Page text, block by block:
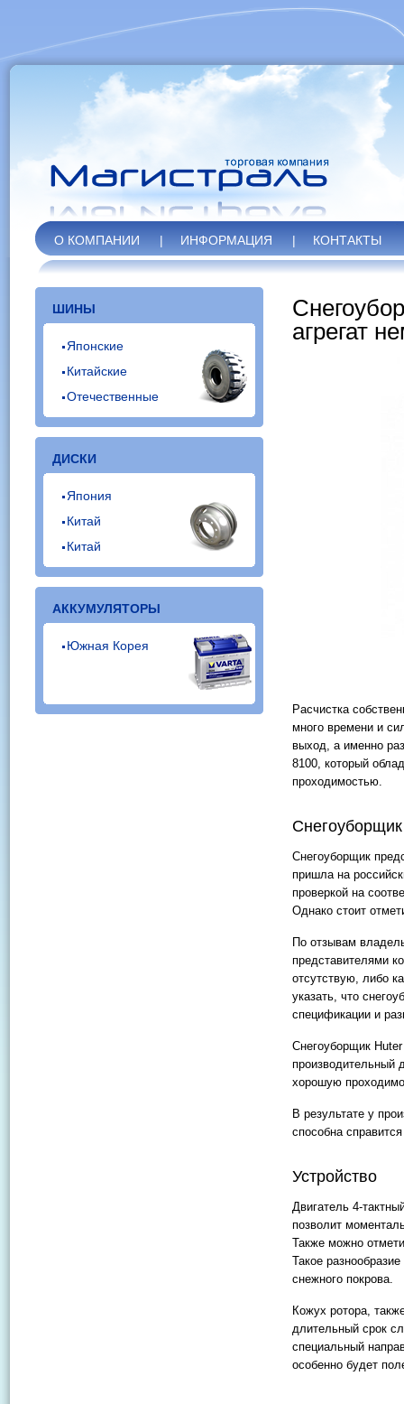
О КОМПАНИИ | ИНФОРМАЦИЯ | КОНТАКТЫ
ШИНЫ
Японские
Китайские
Отечественные
ДИСКИ
Япония
Китай
Китай
АККУМУЛЯТОРЫ
Южная Корея
агрегат
Расчистка
много времени и
выход, а именно
8100, который
проходимостью.
Снегоуборщик
пришла на
проверкой на
Однако стоит
По отзывам
представителями
отсутствую, либо
указать, что
спецификации и
Снегоуборщик
производительный
хорошую
В результате у
способна
Устройство
Двигатель 4-
позволит
Также можно
Такое
снежного покрова.
Кожух ротора,
длительный срок
специальный
особенно будет